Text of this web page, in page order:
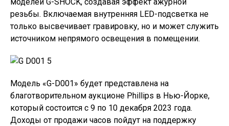
резьбы. Включаемая внутренняя LED-подсветка не
только высвечивает гравировку, но и может служить
источником непрямого освещения в помещении.
Модель «G-D001» будет представлена на
благотворительном аукционе Phillips в Нью-Йорке,
который состоится с 9 по 10 декабря 2023 года.
Доходы от продажи часов пойдут на поддержку